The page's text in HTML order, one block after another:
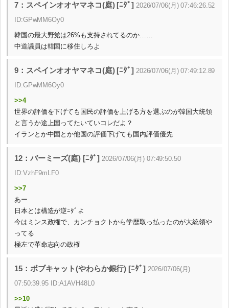
7：スペインオオヤマネコ(庭) [ﾆﾀﾞ] 2026/07/06(月) 07:46:26.52
ID:GPwMM6Oy0
韓国の最大野党は26%も支持されてるのか……
中道議員は韓国に移住しろよ
9：スペインオオヤマネコ(庭) [ﾆﾀﾞ] 2026/07/06(月) 07:49:12.89
ID:GPwMM6Oy0
>>4
世界の評価を下げても国民の評価を上げる方を選ぶのが韓国大統領
と言うか途上国ってたいていコレだよ？
イランとか中国とか他国の評価下げても国内評価優先
12：バーミーズ(庭) [ﾆﾀﾞ] 2026/07/06(月) 07:49:50.50
ID:VzhF9mLF0
>>7
あー
日本とは構造が逆ﾆﾀﾞよ
今はミンス政権で、カンチョクトから学歴取っ払ったのが大統領や
ってる
極左で革命志向の政権
15：ボブキャット(やわらか銀行) [ﾆﾀﾞ] 2026/07/06(月)
07:50:39.95 ID:A1AVH48L0
>>10